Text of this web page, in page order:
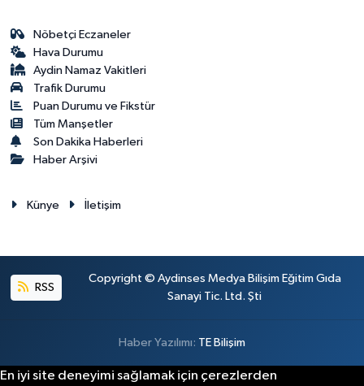
Nöbetçi Eczaneler
Hava Durumu
Aydin Namaz Vakitleri
Trafik Durumu
Puan Durumu ve Fikstür
Tüm Manşetler
Son Dakika Haberleri
Haber Arşivi
Künye İletişim
RSS
Copyright © Aydinses Medya Bilişim Eğitim Gıda
Sanayi Tic. Ltd. Şti
Haber Yazılımı: TE Bilişim
En iyi site deneyimi sağlamak için çerezlerden